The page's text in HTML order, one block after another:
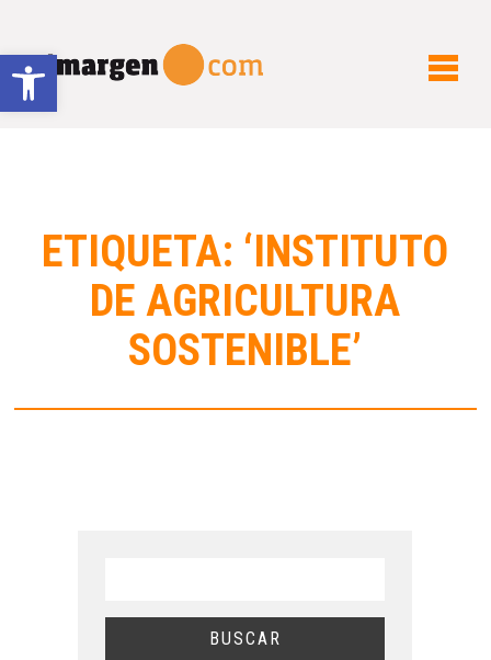
Abrir barra de herramientas
ETIQUETA: ‘INSTITUTO
DE AGRICULTURA
SOSTENIBLE’